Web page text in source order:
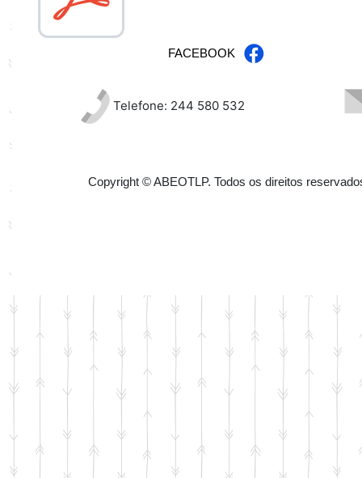
FACEBOOK
Telefone: 244 580 532
Copyright © ABEOTLP. Todos os direitos